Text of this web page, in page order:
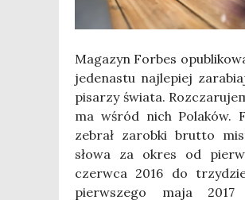
Maga­zyn For­bes
jede­na­stu naj­le­piej
pisa­rzy świa­ta.
ma wśród nich Pola­ków.
zebrał zarob­ki brut­to
sło­wa za okres od
czerw­ca 2016 do
pierw­sze­go maja 2017